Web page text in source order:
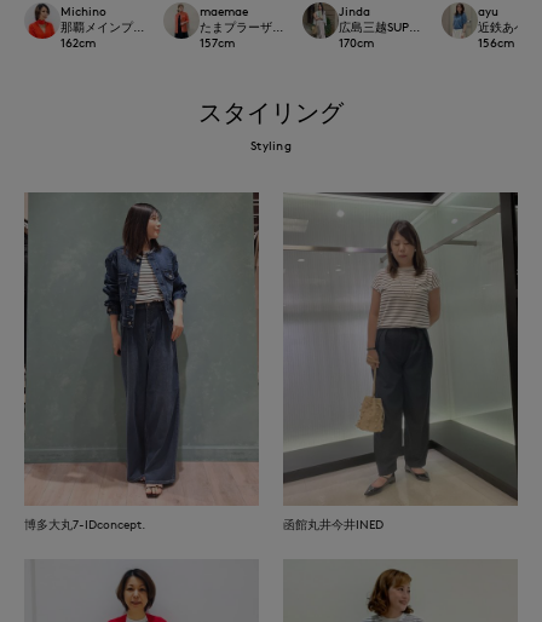
Michino
那覇メインプレイスI.T.'S.international
162cm
maemae
たまプラーザ東急I.T.'S.international
157cm
Jinda
広島三越SUPERIORCLOSET
170cm
ayu
近鉄あべの
156cm
スタイリング
Styling
博多大丸7-IDconcept. 函館丸井今井INED